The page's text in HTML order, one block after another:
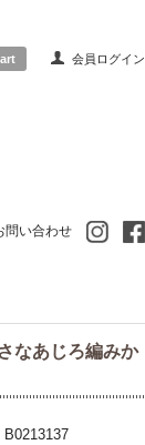
会員ログイン
問い合わせ
なあじろ編みか
B0213137